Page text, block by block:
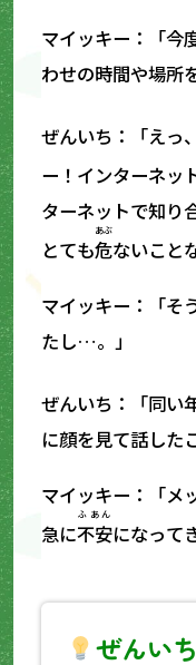
マイッキー：「今
わせの時間や場所
ぜんいち：「えっ
ー！インターネッ
ターネットで知り
とても危
あぶ
ないこと
マイッキー：「そ
たし…。」
ぜんいち：「同い
に顔を見て話した
マイッキー：「メ
急に不安
ふあん
になって
ぜんい